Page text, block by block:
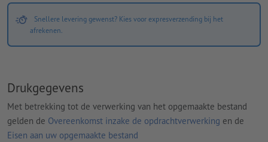
Snellere levering gewenst? Kies voor expresverzending bij het
afrekenen.
Drukgegevens
Met betrekking tot de verwerking van het opgemaakte bestand
gelden de Overeenkomst inzake de opdrachtverwerking en de
Eisen aan uw opgemaakte bestand